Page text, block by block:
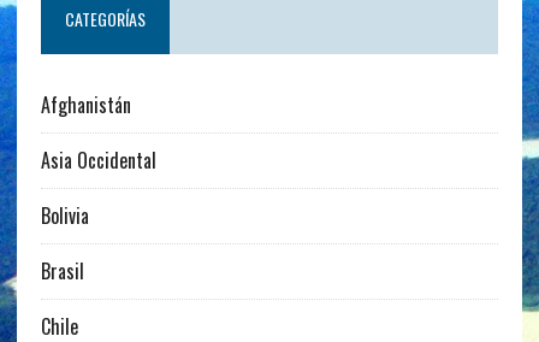
CATEGORÍAS
Afghanistán
Asia Occidental
Bolivia
Brasil
Chile